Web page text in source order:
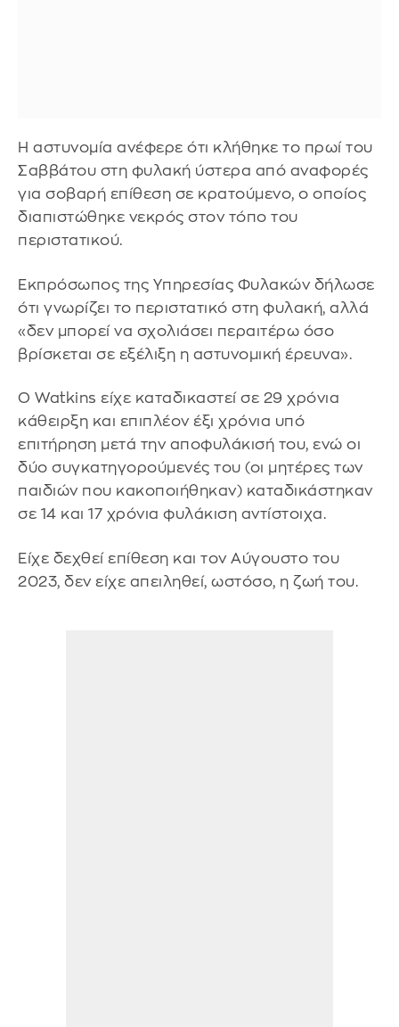
Η αστυνομία ανέφερε ότι κλήθηκε το πρωί του
Σαββάτου στη φυλακή ύστερα από αναφορές
για σοβαρή επίθεση σε κρατούμενο, ο οποίος
διαπιστώθηκε νεκρός στον τόπο του
περιστατικού.
Εκπρόσωπος της Υπηρεσίας Φυλακών δήλωσε
ότι γνωρίζει το περιστατικό στη φυλακή, αλλά
«δεν μπορεί να σχολιάσει περαιτέρω όσο
βρίσκεται σε εξέλιξη η αστυνομική έρευνα».
Ο Watkins είχε καταδικαστεί σε 29 χρόνια
κάθειρξη και επιπλέον έξι χρόνια υπό
επιτήρηση μετά την αποφυλάκισή του, ενώ οι
δύο συγκατηγορούμενές του (οι μητέρες των
παιδιών που κακοποιήθηκαν) καταδικάστηκαν
σε 14 και 17 χρόνια φυλάκιση αντίστοιχα.
Είχε δεχθεί επίθεση και τον Αύγουστο του
2023, δεν είχε απειληθεί, ωστόσο, η ζωή του.